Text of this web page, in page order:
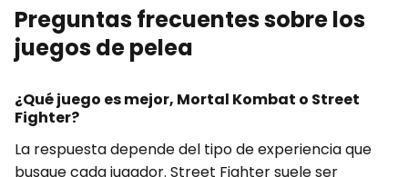
Preguntas frecuentes sobre los
juegos de pelea
¿Qué juego es mejor, Mortal Kombat o Street
Fighter?
La respuesta depende del tipo de experiencia que
busque cada jugador. Street Fighter suele ser